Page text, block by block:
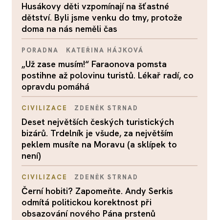
Husákovy děti vzpomínají na šťastné
dětství. Byli jsme venku do tmy, protože
doma na nás neměli čas
PORADNA KATEŘINA HÁJKOVÁ
„Už zase musím!“ Faraonova pomsta
postihne až polovinu turistů. Lékař radí, co
opravdu pomáhá
CIVILIZACE ZDENĚK STRNAD
Deset největších českých turistických
bizárů. Trdelník je všude, za největším
peklem musíte na Moravu (a sklípek to
není)
CIVILIZACE ZDENĚK STRNAD
Černí hobiti? Zapomeňte. Andy Serkis
odmítá politickou korektnost při
obsazování nového Pána prstenů